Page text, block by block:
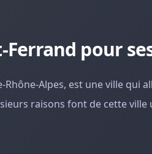
pour
Alpes, est une ville qui
raisons font de cette